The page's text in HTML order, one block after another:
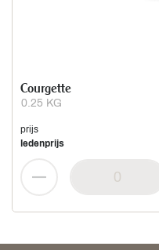
0.25 KG
Courgette
prijs
ledenprijs